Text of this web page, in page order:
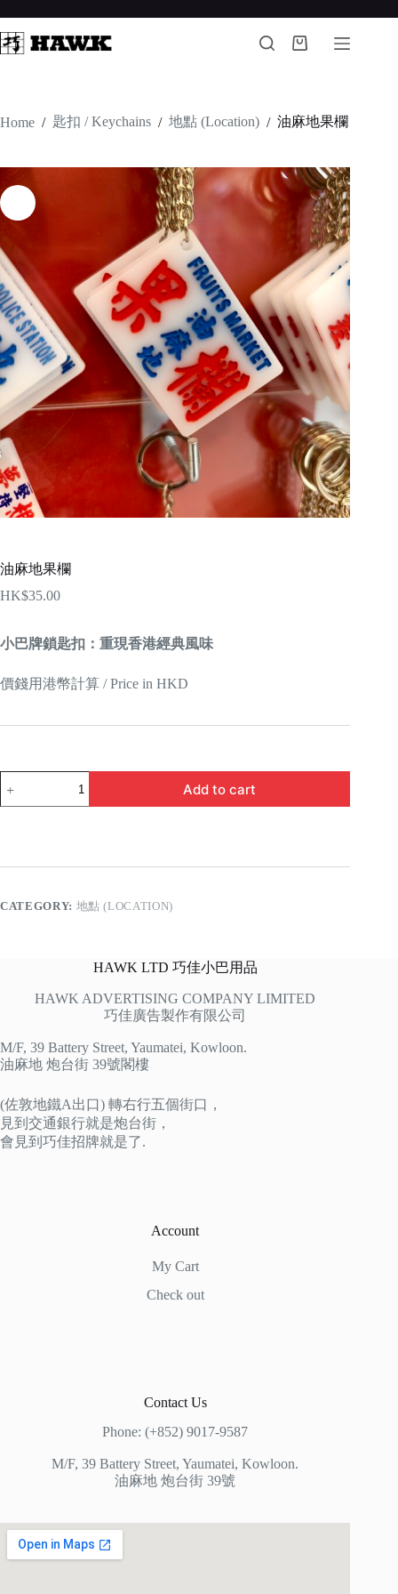
to
content
Shopping
Home / 匙扣 / Keychains / 地點 (Location) / 油麻地果欄
油麻地果欄
HK$35.00
小巴牌鎖匙扣：重現香港經典風味
價錢用港幣計算 / Price in HKD
麻
Add to cart
CATEGORY: 地點 (LOCATION)
HAWK LTD 巧佳小巴用品
HAWK ADVERTISING COMPANY LIMITED
巧佳廣告製作有限公司
M/F, 39 Battery Street, Yaumatei, Kowloon.
油麻地 炮台街 39號閣樓
(佐敦地鐵A出口) 轉右行五個街口，
見到交通銀行就是炮台街，
會見到巧佳招牌就是了.
Account
My Cart
Check out
Contact Us
Phone: (+852) 9017-9587
M/F, 39 Battery Street, Yaumatei, Kowloon.
油麻地 炮台街 39號